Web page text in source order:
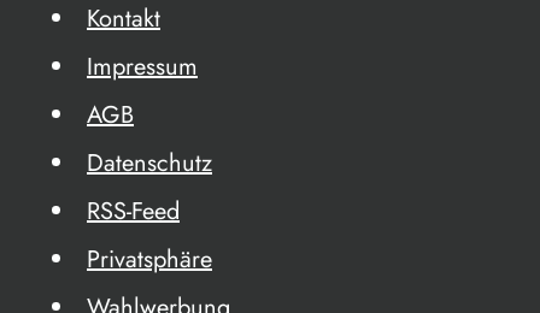
Kontakt
Impressum
AGB
Datenschutz
RSS-Feed
Privatsphäre